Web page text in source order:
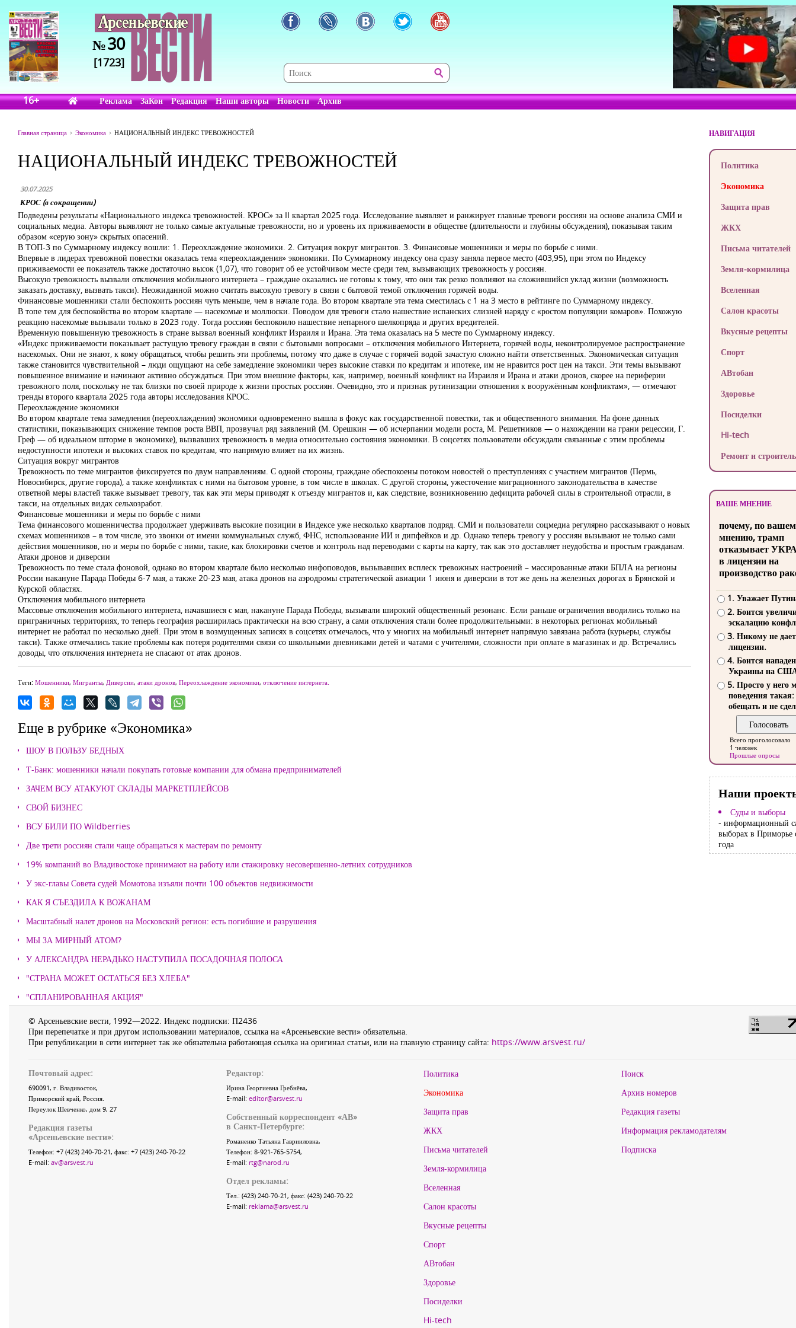
№30
[1723]
16+ Реклама ЗаКон Редакция Наши авторы Новости Архив
Главная страница Экономика НАЦИОНАЛЬНЫЙ ИНДЕКС ТРЕВОЖНОСТЕЙ
НАЦИОНАЛЬНЫЙ ИНДЕКС ТРЕВОЖНОСТЕЙ
30.07.2025
КРОС (в сокращении)
Подведены результаты «Национального индекса тревожностей. КРОС» за II квартал 2025 года. Исследование выявляет и ранжирует главные тревоги россиян на основе анализа СМИ и
социальных медиа. Авторы выявляют не только самые актуальные тревожности, но и уровень их приживаемости в обществе (длительности и глубины обсуждения), показывая таким
образом «серую зону» скрытых опасений.
В ТОП-3 по Суммарному индексу вошли: 1. Переохлаждение экономики. 2. Ситуация вокруг мигрантов. 3. Финансовые мошенники и меры по борьбе с ними.
Впервые в лидерах тревожной повестки оказалась тема «переохлаждения» экономики. По Суммарному индексу она сразу заняла первое место (403,95), при этом по Индексу
приживаемости ее показатель также достаточно высок (1,07), что говорит об ее устойчивом месте среди тем, вызывающих тревожность у россиян.
Высокую тревожность вызвали отключения мобильного интернета – граждане оказались не готовы к тому, что они так резко повлияют на сложившийся уклад жизни (возможность
заказать доставку, вызвать такси). Неожиданной можно считать высокую тревогу в связи с бытовой темой отключения горячей воды.
Финансовые мошенники стали беспокоить россиян чуть меньше, чем в начале года. Во втором квартале эта тема сместилась с 1 на 3 место в рейтинге по Суммарному индексу.
В топе тем для беспокойства во втором квартале — насекомые и моллюски. Поводом для тревоги стало нашествие испанских слизней наряду с «ростом популяции комаров». Похожую
реакцию насекомые вызывали только в 2023 году. Тогда россиян беспокоило нашествие непарного шелкопряда и других вредителей.
Временную повышенную тревожность в стране вызвал военный конфликт Израиля и Ирана. Эта тема оказалась на 5 месте по Суммарному индексу.
«Индекс приживаемости показывает растущую тревогу граждан в связи с бытовыми вопросами – отключения мобильного Интернета, горячей воды, неконтролируемое распространение
насекомых. Они не знают, к кому обращаться, чтобы решить эти проблемы, потому что даже в случае с горячей водой зачастую сложно найти ответственных. Экономическая ситуация
также становится чувствительной – люди ощущают на себе замедление экономики через высокие ставки по кредитам и ипотеке, им не нравится рост цен на такси. Эти темы вызывают
повышенное внимание и начинают активно обсуждаться. При этом внешние факторы, как, например, военный конфликт на Израиля и Ирана и атаки дронов, скорее на периферии
тревожного поля, поскольку не так близки по своей природе к жизни простых россиян. Очевидно, это и признак рутинизации отношения к вооружённым конфликтам», — отмечают
тренды второго квартала 2025 года авторы исследования КРОС.
Переохлаждение экономики
Во втором квартале тема замедления (переохлаждения) экономики одновременно вышла в фокус как государственной повестки, так и общественного внимания. На фоне данных
статистики, показывающих снижение темпов роста ВВП, прозвучал ряд заявлений (М. Орешкин — об исчерпании модели роста, М. Решетников — о нахождении на грани рецессии, Г.
Греф — об идеальном шторме в экономике), вызвавших тревожность в медиа относительно состояния экономики. В соцсетях пользователи обсуждали связанные с этим проблемы
недоступности ипотеки и высоких ставок по кредитам, что напрямую влияет на их жизнь.
Ситуация вокруг мигрантов
Тревожность по теме мигрантов фиксируется по двум направлениям. С одной стороны, граждане обеспокоены потоком новостей о преступлениях с участием мигрантов (Пермь,
Новосибирск, другие города), а также конфликтах с ними на бытовом уровне, в том числе в школах. С другой стороны, ужесточение миграционного законодательства в качестве
ответной меры властей также вызывает тревогу, так как эти меры приводят к отъезду мигрантов и, как следствие, возникновению дефицита рабочей силы в строительной отрасли, в
такси, на отдельных видах сельхозработ.
Финансовые мошенники и меры по борьбе с ними
Тема финансового мошенничества продолжает удерживать высокие позиции в Индексе уже несколько кварталов подряд. СМИ и пользователи соцмедиа регулярно рассказывают о новых
схемах мошенников – в том числе, это звонки от имени коммунальных служб, ФНС, использование ИИ и дипфейков и др. Однако теперь тревогу у россиян вызывают не только сами
действия мошенников, но и меры по борьбе с ними, такие, как блокировки счетов и контроль над переводами с карты на карту, так как это доставляет неудобства и простым гражданам.
Атаки дронов и диверсии
Тревожность по теме стала фоновой, однако во втором квартале было несколько инфоповодов, вызывавших всплеск тревожных настроений – массированные атаки БПЛА на регионы
России накануне Парада Победы 6-7 мая, а также 20-23 мая, атака дронов на аэродромы стратегической авиации 1 июня и диверсии в тот же день на железных дорогах в Брянской и
Курской областях.
Отключения мобильного интернета
Массовые отключения мобильного интернета, начавшиеся с мая, накануне Парада Победы, вызывали широкий общественный резонанс. Если раньше ограничения вводились только на
приграничных территориях, то теперь география расширилась практически на всю страну, а сами отключения стали более продолжительными: в некоторых регионах мобильный
интернет не работал по несколько дней. При этом в возмущенных записях в соцсетях отмечалось, что у многих на мобильный интернет напрямую завязана работа (курьеры, службы
такси). Также отмечались такие проблемы как потеря родителями связи со школьными дневниками детей и чатами с учителями, сложности при оплате в магазинах и др. Встречались
доводы, что отключения интернета не спасают от атак дронов.
Теги: Мошенники, Мигранты, Диверсии, атаки дронов, Переохлаждение экономики, отключение интернета.
Еще в рубрике «Экономика»
ШОУ В ПОЛЬЗУ БЕДНЫХ
Т-Банк: мошенники начали покупать готовые компании для обмана предпринимателей
ЗАЧЕМ ВСУ АТАКУЮТ СКЛАДЫ МАРКЕТПЛЕЙСОВ
СВОЙ БИЗНЕС
ВСУ БИЛИ ПО Wildberries
Две трети россиян стали чаще обращаться к мастерам по ремонту
19% компаний во Владивостоке принимают на работу или стажировку несовершенно-летних сотрудников
У экс-главы Совета судей Момотова изъяли почти 100 объектов недвижимости
КАК Я СЪЕЗДИЛА К ВОЖАНАМ
Масштабный налет дронов на Московский регион: есть погибшие и разрушения
МЫ ЗА МИРНЫЙ АТОМ?
У АЛЕКСАНДРА НЕРАДЬКО НАСТУПИЛА ПОСАДОЧНАЯ ПОЛОСА
"СТРАНА МОЖЕТ ОСТАТЬСЯ БЕЗ ХЛЕБА"
"СПЛАНИРОВАННАЯ АКЦИЯ"
НАВИГАЦИЯ
Политика
Экономика
Защита прав
ЖКХ
Письма читателей
Земля-кормилица
Вселенная
Салон красоты
Вкусные рецепты
Спорт
АВтобан
Здоровье
Посиделки
Hi-tech
Ремонт и
ВАШЕ МНЕНИЕ
почему, по
мнению, трамп
отказывает
в лицензии на
производство
1. Уважает
2. Боится
эскалацию
3. Никому не
лицензии.
4. Боится
Украины на
5. Просто у него
поведения такая:
обещать и не
Всего проголосовало
1 человек
Прошлые опросы
Наши
Суды и выборы
- информационный
выборах в Приморье
года
© Арсеньевские вести, 1992—2022. Индекс подписки: П2436
При перепечатке и при другом использовании материалов, ссылка на «Арсеньевские вести» обязательна.
При републикации в сети интернет так же обязательна работающая ссылка на оригинал статьи, или на главную страницу сайта: https://www.arsvest.ru/
Почтовый адрес:
690091, г. Владивосток,
Приморский край, Россия.
Переулок Шевченко, дом 9, 27
Редакция газеты
«Арсеньевские вести»:
Телефон: +7 (423) 240-70-21, факс: +7 (423) 240-70-22
E-mail: av@arsvest.ru
Редактор:
Ирина Георгиевна Гребнёва,
E-mail: editor@arsvest.ru
Собственный корреспондент «АВ»
в Санкт-Петербурге:
Романенко Татьяна Гаврииловна,
Телефон: 8-921-765-5754,
E-mail: rtg@narod.ru
Отдел рекламы:
Тел.: (423) 240-70-21, факс: (423) 240-70-22
E-mail: reklama@arsvest.ru
Политика
Экономика
Защита прав
ЖКХ
Письма читателей
Земля-кормилица
Вселенная
Салон красоты
Вкусные рецепты
Спорт
АВтобан
Здоровье
Посиделки
Hi-tech
Поиск
Архив номеров
Редакция газеты
Информация рекламодателям
Подписка